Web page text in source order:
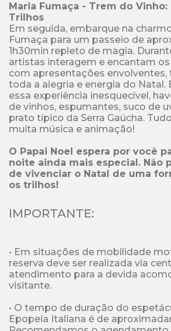
Maria Fumaça - Trem do Vinho:
Trilhos
Em seguida, embarque na
Fumaça para um passeio de
1h30min repleto de magia.
artistas interagem e encantam
com apresentações
toda a alegria e energia do Natal.
essa experiência inesquecível,
de vinhos, espumantes, suco de
prato típico da Serra Gaúcha.
muita música e animação!
O Papai Noel espera por você
noite ainda mais especial. Não
de vivenciar o Natal de uma
os trilhos!
IMPORTANTE:
• Em situações de mobilidade
reserva deve ser realizada via
atendimento para a devida
visitante.
• O tempo de duração do
Epopeia Italiana é de